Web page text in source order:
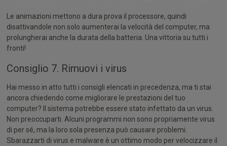
Le animazioni mettono a dura prova il processore, quindi
disattivandole non solo aumenterai la velocità del computer, ma
prolungherai anche la durata della batteria. Una vittoria su tutti i
fronti!
Consiglio 7. Rimuovi i virus
Hai messo in atto tutti i consigli elencati in precedenza, ma ti stai
ancora chiedendo come migliorare le prestazioni del tuo
computer? Il sistema potrebbe essere stato infettato da un virus.
Non preoccuparti. Alcuni programmi non sono propriamente virus
di per sé, ma la loro sola presenza può causare problemi.
Sbarazzarti di virus e malware è un ottimo modo per velocizzare il